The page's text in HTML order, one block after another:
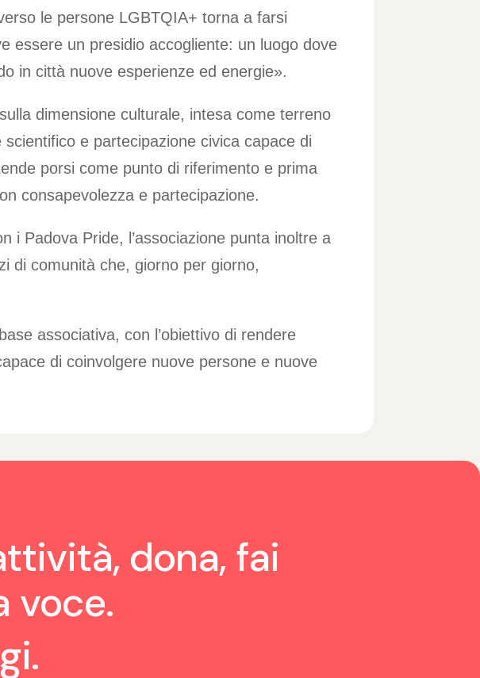
le persone LGBTQIA+ torna a farsi
essere un presidio accogliente: un luogo dove
in città nuove esperienze ed energie».
dimensione culturale, intesa come terreno
e partecipazione civica capace di
porsi come punto di riferimento e prima
consapevolezza e partecipazione.
i Padova Pride, l’associazione punta inoltre a
di comunità che, giorno per giorno,
associativa, con l’obiettivo di rendere
di coinvolgere nuove persone e nuove
dona, fai
voce.